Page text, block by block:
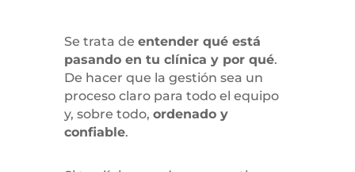
Se trata de entender qué está
pasando en tu clínica y por qué.
De hacer que la gestión sea un
proceso claro para todo el equipo
y, sobre todo, ordenado y
confiable.